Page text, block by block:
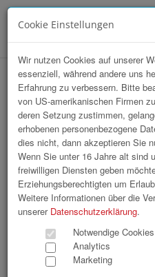
Installation
FloristInnen
Cookie Einstellungen
Wir nutzen Cookies auf unserer
essenziell, während andere uns
Erfahrung zu verbessern. Bitte
von US-amerikanischen Firmen
deren Setzung zustimmen,
erhobenen personenbezogene
dies nicht, dann akzeptieren Sie
Wenn Sie unter 16 Jahre alt sind
freiwilligen Diensten geben
Erziehungsberechtigten um
Weitere Informationen über die
unserer Datenschutzerklärung.
Notwendige Cookies
Analytics
Marketing